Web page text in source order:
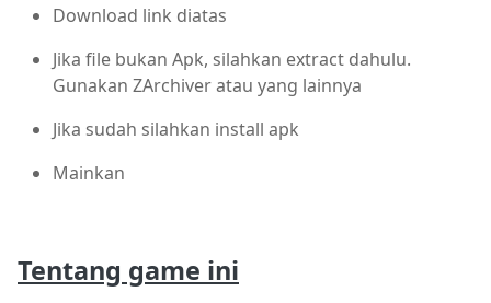
Download link diatas
Jika file bukan Apk, silahkan extract dahulu.
Gunakan ZArchiver atau yang lainnya
Jika sudah silahkan install apk
Mainkan
Tentang game ini